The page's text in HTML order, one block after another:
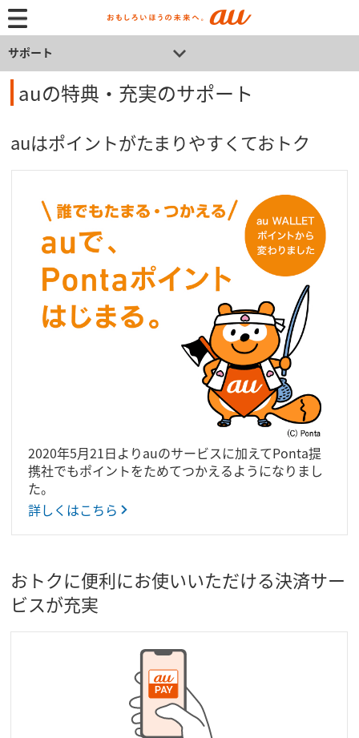
サポート
auの特典・充実のサポート
auはポイントがたまりやすくておトク
2020年5月21日よりauのサービスに加えてPonta提
携社でもポイントをためてつかえるようになりまし
た。
詳しくはこちら
おトクに便利にお使いいただける決済サー
ビスが充実